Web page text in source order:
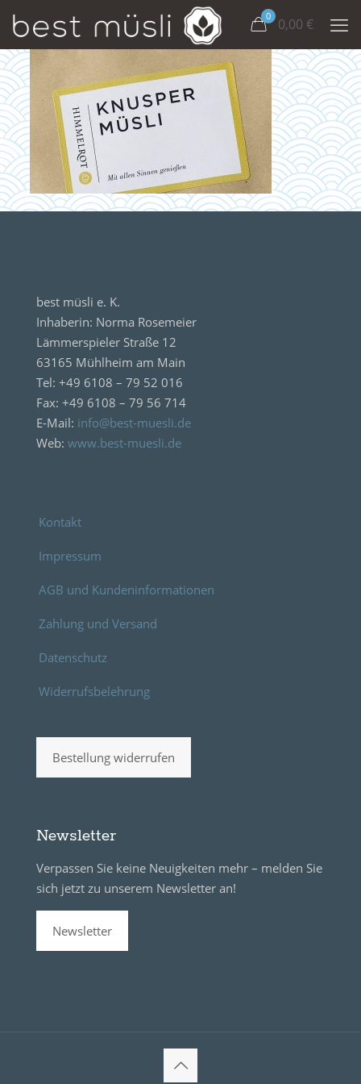
0 0,00 €
best müsli e. K.
Inhaberin: Norma Rosemeier
Lämmerspieler Straße 12
63165 Mühlheim am Main
Tel: +49 6108 – 79 52 016
Fax: +49 6108 – 79 56 714
E-Mail: info@best-muesli.de
Web: www.best-muesli.de
Kontakt
Impressum
AGB und Kundeninformationen
Zahlung und Versand
Datenschutz
Widerrufsbelehrung
Bestellung widerrufen
Newsletter
Verpassen Sie keine Neuigkeiten mehr – melden Sie
sich jetzt zu unserem Newsletter an!
Newsletter